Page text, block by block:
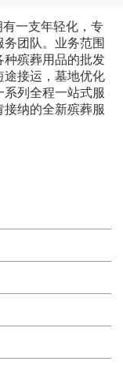
一支年轻化，专
团队。业务范围
种殡葬用品的批发
途接运，墓地优化
列全程一站式服
纳的全新殡葬服